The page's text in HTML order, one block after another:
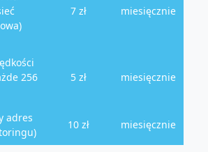
7 zł miesięcznie
256
5 zł miesięcznie
adres
10 zł miesięcznie